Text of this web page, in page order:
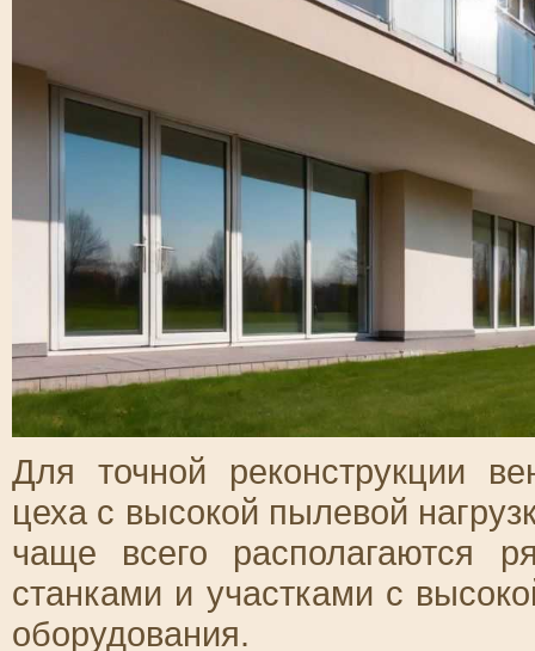
Для точной реконструкции
цеха с высокой пылевой
чаще всего располагаются
станками и участками с
оборудования.